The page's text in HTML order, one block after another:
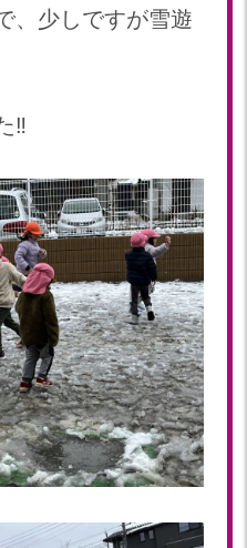
、少しですが雪遊
‼️